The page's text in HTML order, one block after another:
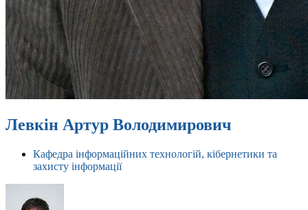
Левкін Артур Володимирович
Кафедра інформаційних технологій, кібернетики та
захисту інформації